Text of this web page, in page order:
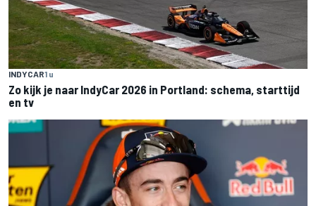
INDYCAR1 u
Zo kijk je naar IndyCar 2026 in Portland: schema, starttijd
en tv